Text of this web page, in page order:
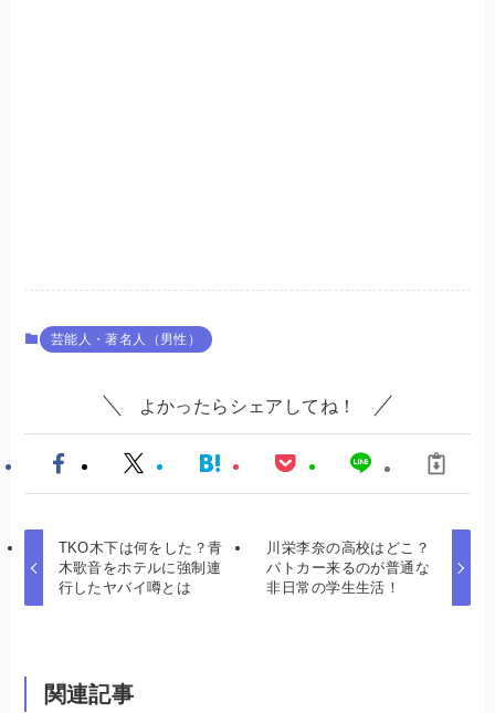
芸能人・著名人（男性）
よかったらシェアしてね！
TKO木下は何をした？青
木歌音をホテルに強制連
行したヤバイ噂とは
川栄李奈の高校はどこ？
パトカー来るのが普通な
非日常の学生生活！
関連記事